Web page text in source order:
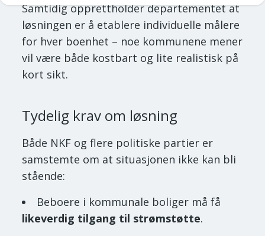
Samtidig opprettholder departementet at
løsningen er å etablere individuelle målere
for hver boenhet – noe kommunene mener
vil være både kostbart og lite realistisk på
kort sikt.
Tydelig krav om løsning
Både NKF og flere politiske partier er
samstemte om at situasjonen ikke kan bli
stående:
Beboere i kommunale boliger må få
likeverdig tilgang til strømstøtte.